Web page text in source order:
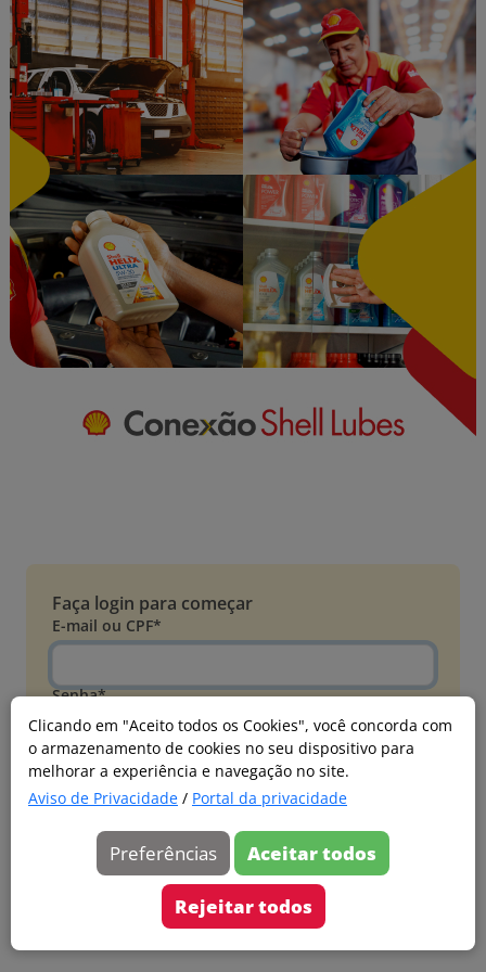
Clicando em "Aceito todos os Cookies", você concorda com
o armazenamento de cookies no seu dispositivo para
melhorar a experiência e navegação no site.
Aviso de Privacidade / Portal da privacidade
Preferências Aceitar todos
Rejeitar todos
Faça login para começar
E-mail ou CPF*
Senha*
Esqueci minha senha
Entrar
Acessar com Microsoft
Ainda não faz parte?
Cadastre-se
Versão 20260805.7